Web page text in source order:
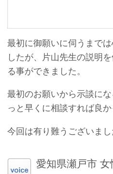
最初に御願いに伺うまで
したが、片山先生の説明
る事ができました。
最初のお願いから示談に
っと早くに相談すれば良か
今回は有り難うございまし
愛知県瀬戸市 女